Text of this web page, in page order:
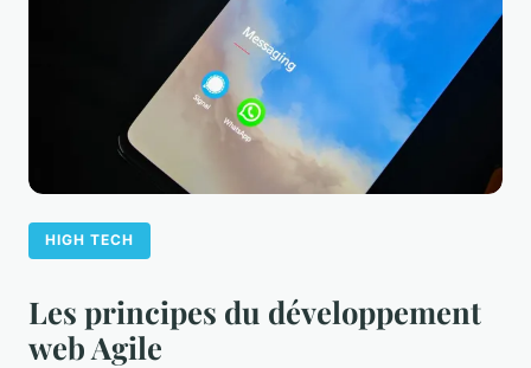
HIGH TECH
Les principes du développement
web Agile